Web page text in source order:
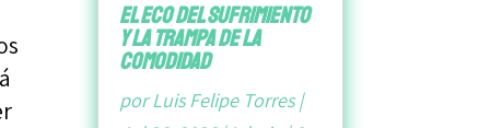
El Eco del Sufrimiento
y la Trampa de la
Comodidad
porLuis Felipe Torres|